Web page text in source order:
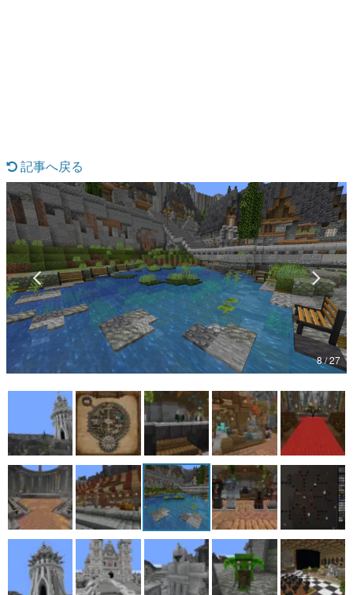
具体的な形から解き明かしていく、硬派で骨太な評論連載
です。
ゲームが変えた日本語
「経験値」「裏技」「ラスボス」… ゲームにまつわる言葉
の起源や用法の変遷を、コンピューター文化史研究家・タ
イニーP氏が徹底調査。
カテゴリ
特集記事
マンガ
女性向け
アプリレビュー
その他
電ファミニコゲーマーとは？
運営：株式会社マレ
記事へ戻る
8 / 27